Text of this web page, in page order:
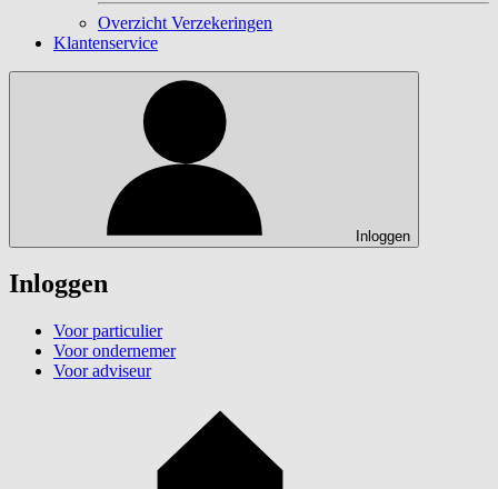
Overzicht Verzekeringen
Klantenservice
Inloggen
Inloggen
Voor particulier
Voor ondernemer
Voor adviseur